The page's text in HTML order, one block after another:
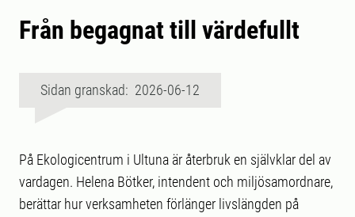
Från begagnat till värdefullt
Sidan granskad: 2026-06-12
På Ekologicentrum i Ultuna är återbruk en självklar del av
vardagen. Helena Bötker, intendent och miljösamordnare,
berättar hur verksamheten förlänger livslängden på